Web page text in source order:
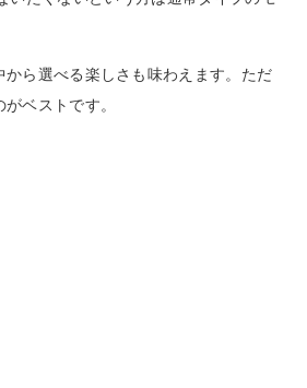
ら選べる楽しさも味わえます。ただ
ベストです。